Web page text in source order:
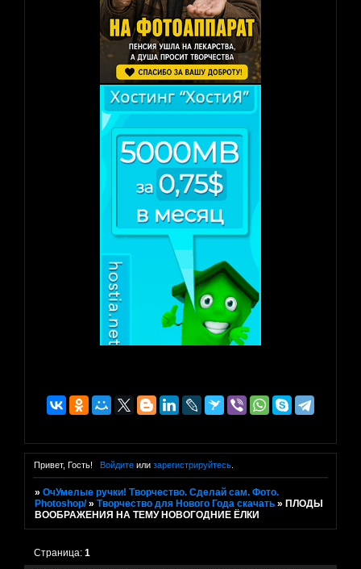
Привет, Гость! Войдитеили зарегистрируйтесь.
»ОчУмелые ручки! Творчество. Сделай сам. Фото.
Photoshop/ »Творчество для Нового Года скачать » ПЛОДЫ
ВООБРАЖЕНИЯ НА ТЕМУ НОВОГОДНИЕ ЁЛКИ
Страница:1